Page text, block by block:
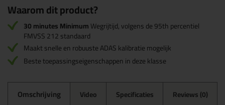
Waarom dit product?
30 minutes MinimumWegrijtijd, volgens de 95th percentiel
FMVSS 212 standaard
Maakt snelle en robuuste ADAS kalibratie mogelijk
Beste toepassingseigenschappen in deze klasse
Omschrijving Video Specificaties Reviews (0)